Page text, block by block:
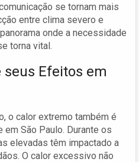
se tornam mais
entre clima severo e
onde a necessidade
torna vital.
seus Efeitos em
o calor extremo também é
São Paulo. Durante os
elevadas têm impactado a
O calor excessivo não